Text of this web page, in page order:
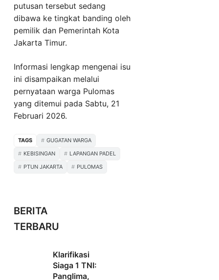
putusan tersebut sedang
dibawa ke tingkat banding oleh
pemilik dan Pemerintah Kota
Jakarta Timur.
Informasi lengkap mengenai isu
ini disampaikan melalui
pernyataan warga Pulomas
yang ditemui pada Sabtu, 21
Februari 2026.
TAGS
GUGATAN WARGA
KEBISINGAN
LAPANGAN PADEL
PTUN JAKARTA
PULOMAS
BERITA
TERBARU
Klarifikasi
Siaga 1 TNI:
Panglima,